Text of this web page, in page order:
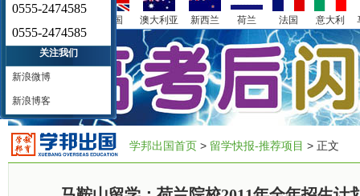
英国 澳大利亚 新西兰 荷兰 法国 意大利
学邦出国首页 > 留学快报-推荐项目 > 正文
0555-2474585
0555-2474585
关注我们
新浪微博
新浪博客